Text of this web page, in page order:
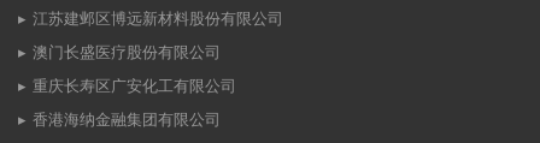
江苏建邺区博远新材料股份有限公司
澳门长盛医疗股份有限公司
重庆长寿区广安化工有限公司
香港海纳金融集团有限公司